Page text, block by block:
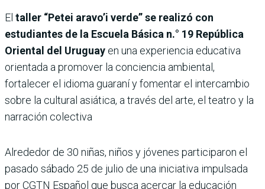
El taller “Petei aravo’i verde” se realizó con
estudiantes de la Escuela Básica n.° 19 República
Oriental del Uruguay en una experiencia educativa
orientada a promover la conciencia ambiental,
fortalecer el idioma guaraní y fomentar el intercambio
sobre la cultural asiática, a través del arte, el teatro y la
narración colectiva
Alrededor de 30 niñas, niños y jóvenes participaron el
pasado sábado 25 de julio de una iniciativa impulsada
por CGTN Español que busca acercar la educación